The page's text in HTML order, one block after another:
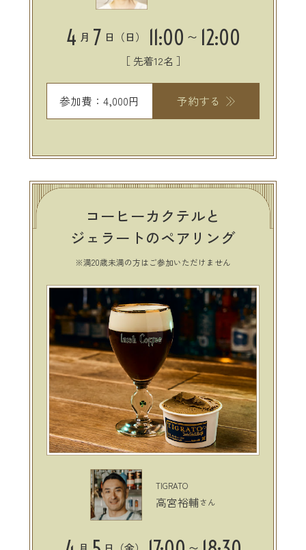
4 月 7 日（日） 11:00 〜 12:00
［ 先着12名 ］
参加費：4,000円 予約する
コーヒーカクテルと
ジェラートのペアリング
※満20歳未満の方はご参加いただけません
TIGRATO
高宮裕輔さん